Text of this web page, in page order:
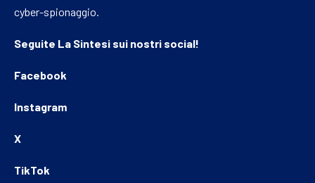
cyber-spionaggio.
Seguite La Sintesi sui nostri social!
Facebook
Instagram
X
TikTok